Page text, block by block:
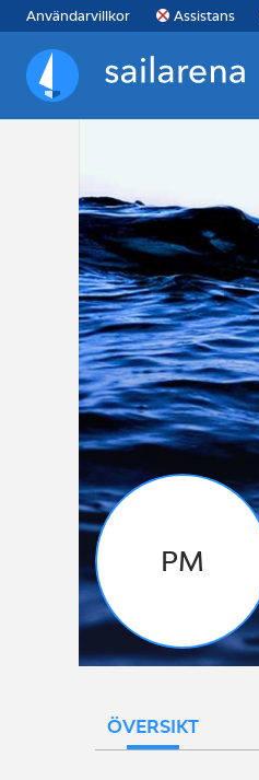
Användarvillkor Assistans
Sailarena
PM
ÖVERSIKT